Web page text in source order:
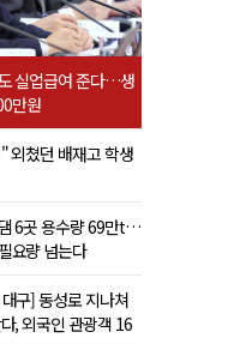
실업급여 준다…생
만원
외쳤던 배재고 학생
6곳 용수량 69만t…
요량 넘는다
구] 동성로 지나쳐
, 외국인 관광객 16